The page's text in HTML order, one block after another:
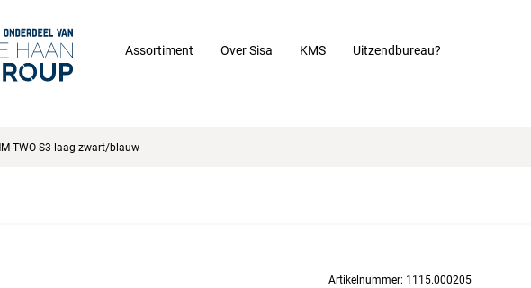
Assortiment Over Sisa KMS Uitzendbureau?
TWO S3 laag zwart/blauw
Artikelnummer: 1115.000205